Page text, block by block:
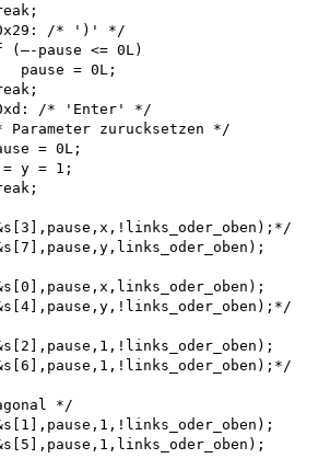
/* ')' */
(—-pause <= 0L)
pause = 0L;
/* 'Enter' */
Parameter zurucksetzen */
= 0L;
y = 1;
*/